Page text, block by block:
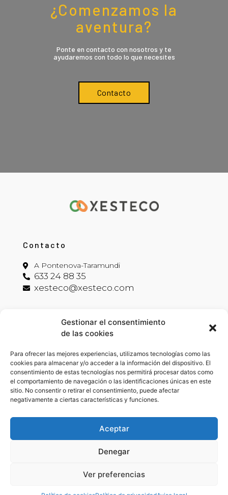
Gestionar el consentimiento
de las cookies
Para ofrecer las mejores experiencias, utilizamos tecnologías como las
cookies para almacenar y/o acceder a la información del dispositivo. El
consentimiento de estas tecnologías nos permitirá procesar datos como
el comportamiento de navegación o las identificaciones únicas en este
sitio. No consentir o retirar el consentimiento, puede afectar
negativamente a ciertas características y funciones.
Aceptar
Denegar
Ver preferencias
¿Comenzamos la
aventura?
Ponte en contacto con nosotros y te
ayudaremos con todo lo que necesites
Contacto
Contacto
A Pontenova-Taramundi
633 24 88 35
xesteco@xesteco.com
Información legal
Aviso legal
Política de privacidad
Política de cookies
Declaración de accesibildiad
Síguenos